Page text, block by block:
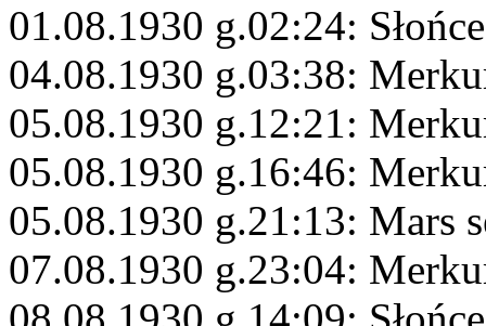
01.08.1930 g.02:24:
04.08.1930 g.03:38:
05.08.1930 g.12:21:
05.08.1930 g.16:46:
05.08.1930 g.21:13: Mars
07.08.1930 g.23:04: